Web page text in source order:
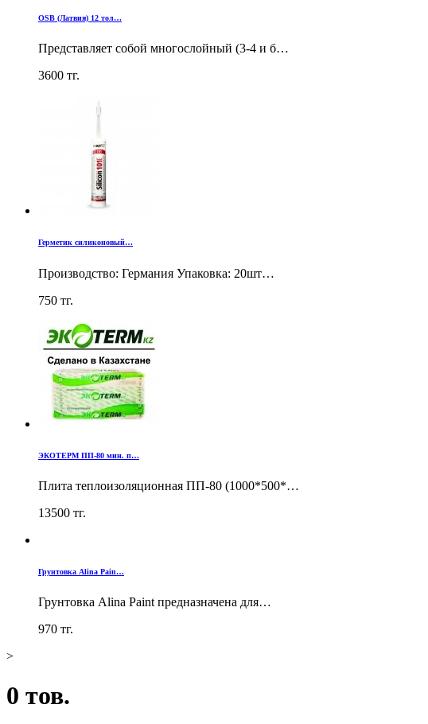
OSB (Латвия) 12 тол…
Представляет собой многослойный (3-4 и б…
3600 тг.
Герметик силиконовый…
Производство: Германия Упаковка: 20шт…
750 тг.
ЭКОТЕРМ ПП-80 мин. п…
Плита теплоизоляционная ПП-80 (1000*500*…
13500 тг.
Грунтовка Alina Pain…
Грунтовка Alina Paint предназначена для…
970 тг.
>
0 тов.